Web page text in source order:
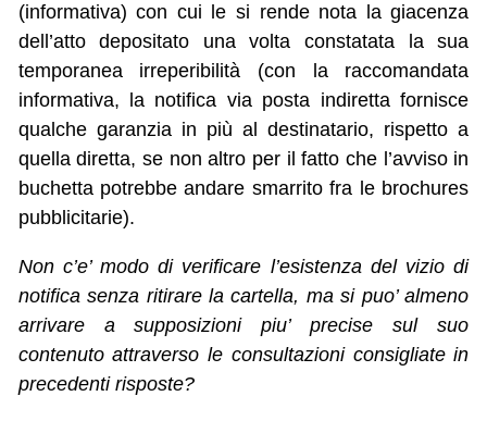
(informativa) con cui le si rende nota la giacenza
dell’atto depositato una volta constatata la sua
temporanea irreperibilità (con la raccomandata
informativa, la notifica via posta indiretta fornisce
qualche garanzia in più al destinatario, rispetto a
quella diretta, se non altro per il fatto che l’avviso in
buchetta potrebbe andare smarrito fra le brochures
pubblicitarie).
Non c’e’ modo di verificare l’esistenza del vizio di
notifica senza ritirare la cartella, ma si puo’ almeno
arrivare a supposizioni piu’ precise sul suo
contenuto attraverso le consultazioni consigliate in
precedenti risposte?